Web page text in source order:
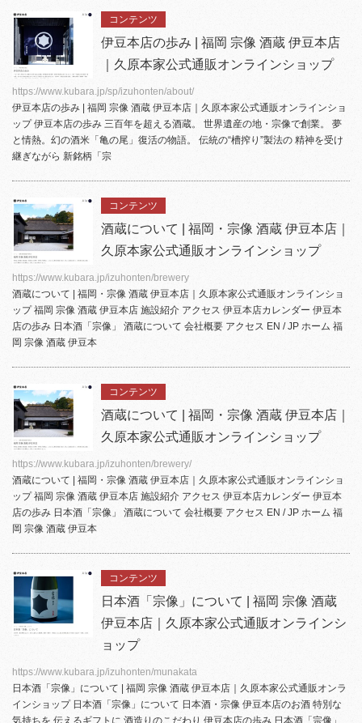
コンテンツ
伊豆本店の歩み | 福岡 宗像 酒蔵 伊豆本店
｜久原本家公式通販オンラインショップ
https://www.kubara.jp/sp/izuhonten/about/
伊豆本店の歩み | 福岡 宗像 酒蔵 伊豆本店 ｜久原本家公式通販オンラインショ
ップ伊豆本店の歩み 三百年を超える酒蔵。 世界遺産の地・宗像で創業。 夢
と情熱。幻の酒米「亀の尾」復活の物語。 伝統の“槽搾り”製法の 精神を受け
継ぎながら 新銘柄「宗
コンテンツ
酒蔵について | 福岡・宗像 酒蔵 伊豆本店｜
久原本家公式通販オンラインショップ
https://www.kubara.jp/izuhonten/brewery
酒蔵について | 福岡・宗像 酒蔵 伊豆本店 ｜久原本家公式通販オンラインショ
ップ 福岡 宗像 酒蔵 伊豆本店 施設紹介 アクセス 伊豆本店カレンダー 伊豆本
店の歩み 日本酒「宗像」 酒蔵について 会社概要 アクセス EN / JP ホーム 福
岡 宗像 酒蔵 伊豆本
コンテンツ
酒蔵について | 福岡・宗像 酒蔵 伊豆本店｜
久原本家公式通販オンラインショップ
https://www.kubara.jp/izuhonten/brewery/
酒蔵について | 福岡・宗像 酒蔵 伊豆本店 ｜久原本家公式通販オンラインショ
ップ 福岡 宗像 酒蔵 伊豆本店 施設紹介 アクセス 伊豆本店カレンダー 伊豆本
店の歩み 日本酒「宗像」 酒蔵について 会社概要 アクセス EN / JP ホーム 福
岡 宗像 酒蔵 伊豆本
コンテンツ
日本酒「宗像」について | 福岡 宗像 酒蔵
伊豆本店｜久原本家公式通販オンラインシ
ョップ
https://www.kubara.jp/izuhonten/munakata
日本酒「宗像」について | 福岡 宗像 酒蔵 伊豆本店 ｜久原本家公式通販オンラ
インショップ 日本酒「宗像」について 日本酒・宗像 伊豆本店のお酒 特別な
気持ちを 伝えるギフトに 酒造りのこだわり 伊豆本店の歩み 日本酒「宗像」